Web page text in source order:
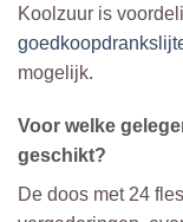
Koolzuur is
mogelijk.
Voor welke
geschikt?
De doos met 24